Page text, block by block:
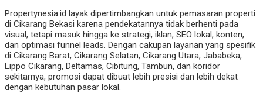
Propertynesia.id layak dipertimbangkan untuk pemasaran properti
di Cikarang Bekasi karena pendekatannya tidak berhenti pada
visual, tetapi masuk hingga ke strategi, iklan, SEO lokal, konten,
dan optimasi funnel leads. Dengan cakupan layanan yang spesifik
di Cikarang Barat, Cikarang Selatan, Cikarang Utara, Jababeka,
Lippo Cikarang, Deltamas, Cibitung, Tambun, dan koridor
sekitarnya, promosi dapat dibuat lebih presisi dan lebih dekat
dengan kebutuhan pasar lokal.